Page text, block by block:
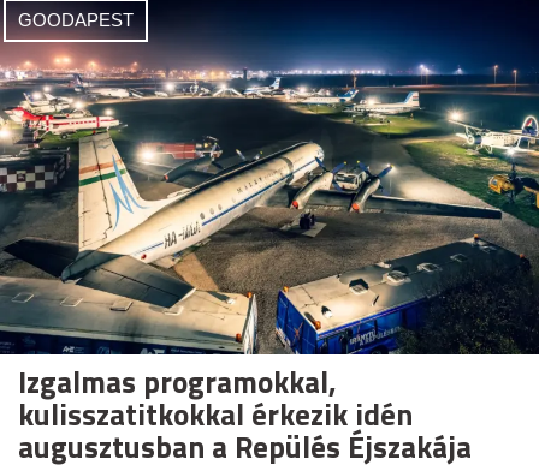
GOODAPEST
Izgalmas programokkal,
kulisszatitkokkal érkezik idén
augusztusban a Repülés Éjszakája